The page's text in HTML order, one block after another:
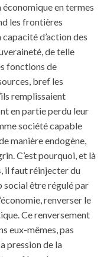
en termes
les frontières
d’action des
de telle
fonctions de
bref les
remplissaient
en partie perdu leur
société capable
manière endogène,
C’est pourquoi, et là
, il faut réinjecter du
social être régulé par
renverser le
Ce renversement
eux-mêmes, pas
pression de la